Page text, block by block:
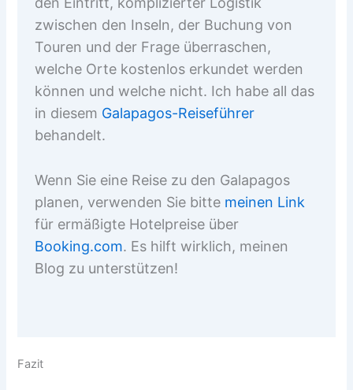
zwischen den Inseln, der Buchung von
Touren und der Frage überraschen,
welche Orte kostenlos erkundet werden
können und welche nicht. Ich habe all das
in diesem Galapagos-Reiseführer
behandelt.
Wenn Sie eine Reise zu den Galapagos
planen, verwenden Sie bitte meinen Link
für ermäßigte Hotelpreise über
Booking.com. Es hilft wirklich, meinen
Blog zu unterstützen!
Fazit